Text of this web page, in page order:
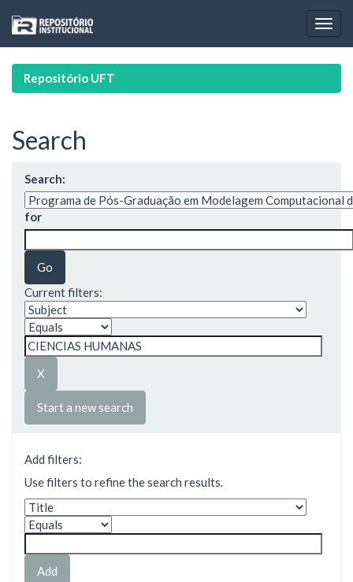
navigation
Repositório UFT
Search
Search:
for
Current filters:
Start a new search
Add filters:
Use filters to refine the search results.